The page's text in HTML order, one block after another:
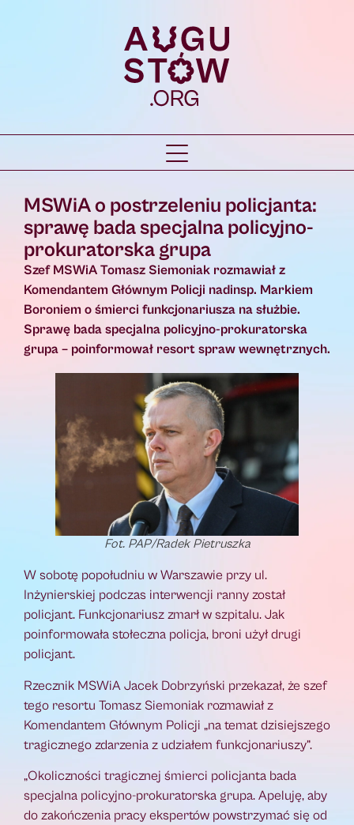
MSWiA o postrzeleniu policjanta:
sprawę bada specjalna policyjno-
prokuratorska grupa
Szef MSWiA Tomasz Siemoniak rozmawiał z
Komendantem Głównym Policji nadinsp. Markiem
Boroniem o śmierci funkcjonariusza na służbie.
Sprawę bada specjalna policyjno-prokuratorska
grupa – poinformował resort spraw wewnętrznych.
Fot. PAP/Radek Pietruszka
W sobotę popołudniu w Warszawie przy ul.
Inżynierskiej podczas interwencji ranny został
policjant. Funkcjonariusz zmarł w szpitalu. Jak
poinformowała stołeczna policja, broni użył drugi
policjant.
Rzecznik MSWiA Jacek Dobrzyński przekazał, że szef
tego resortu Tomasz Siemoniak rozmawiał z
Komendantem Głównym Policji „na temat dzisiejszego
tragicznego zdarzenia z udziałem funkcjonariuszy”.
„Okoliczności tragicznej śmierci policjanta bada
specjalna policyjno-prokuratorska grupa. Apeluję, aby
do zakończenia pracy ekspertów powstrzymać się od